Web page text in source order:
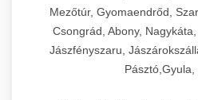
Mezőtúr, Gyomaendrőd,
Csongrád, Abony,
Jászfényszaru,
Pásztó,Gyula,